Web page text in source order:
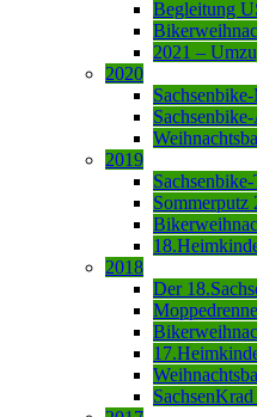
Begleitung
2021 –
2020
2019
Sommerputz
2018
Der